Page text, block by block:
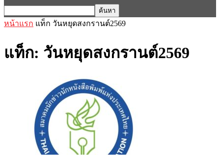
หน้าแรก แท็ก วันหยุดสงกรานต์2569
แท็ก: วันหยุดสงกรานต์2569